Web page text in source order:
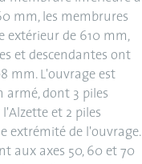
mm, les membrures
extérieur de 610 mm,
et descendantes ont
mm. L'ouvrage est
armé, dont 3 piles
et 2 piles
extrémité de l'ouvrage.
aux axes 50, 60 et 70